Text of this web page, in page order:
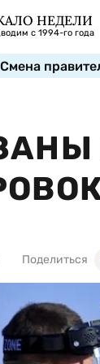
НЕДЕЛИ
с 1994-го года
Смена
Поделиться